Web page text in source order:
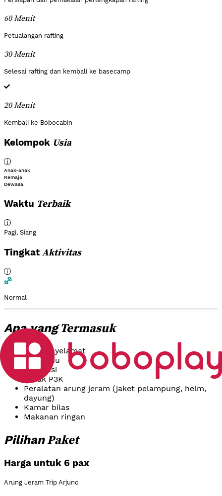
60 Menit
Petualangan rafting
30 Menit
Selesai rafting dan kembali ke basecamp
20 Menit
Kembali ke Bobocabin
Kelompok Usia
Anak-anak
Remaja
Dewasa
Waktu Terbaik
Pagi, Siang
Tingkat Aktivitas
Normal
Apa yangTermasuk
Tim penyelamat
Pemandu
Asuransi
Kotak P3K
Peralatan arung jeram (jaket pelampung, helm,
dayung)
Kamar bilas
Makanan ringan
PilihanPaket
Harga untuk 6 pax
Arung Jeram Trip Arjuno